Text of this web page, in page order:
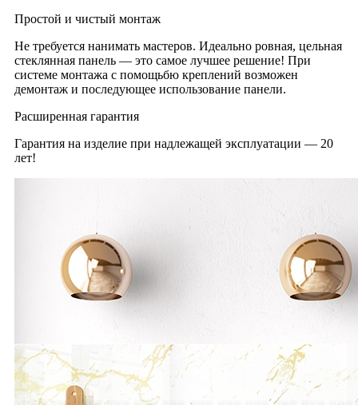
Простой и чистый монтаж
Не требуется нанимать мастеров. Идеально ровная, цельная
стеклянная панель — это самое лучшее решение! При
системе монтажа с помощьбю креплений возможен
демонтаж и последующее использование панели.
Расширенная гарантия
Гарантия на изделие при надлежащей эксплуатации — 20
лет!